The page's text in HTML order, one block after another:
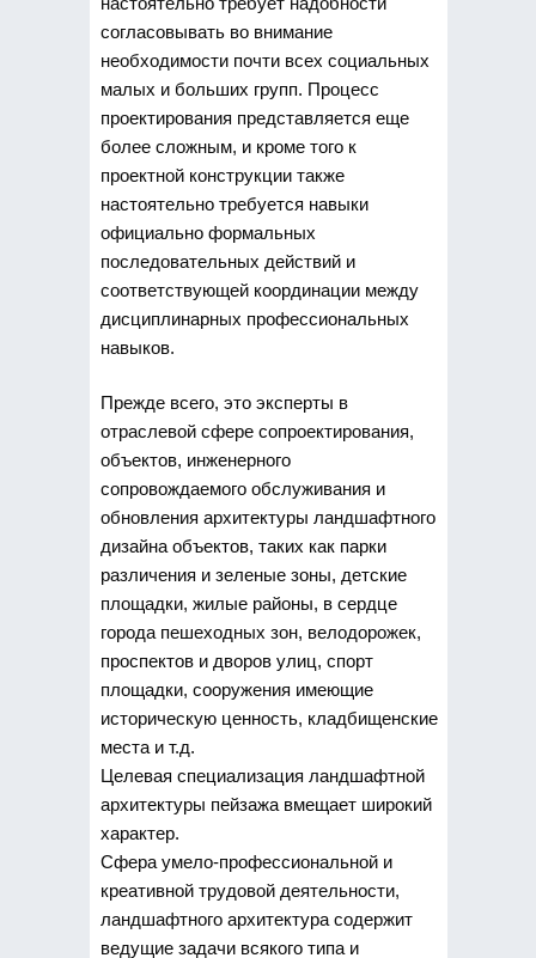
согласовывать во внимание
необходимости почти всех социальных
малых и больших групп. Процесс
проектирования представляется еще
более сложным, и кроме того к
проектной конструкции также
настоятельно требуется навыки
официально формальных
последовательных действий и
соответствующей координации между
дисциплинарных профессиональных
навыков.
Прежде всего, это эксперты в
отраслевой сфере сопроектирования,
объектов, инженерного
сопровождаемого обслуживания и
обновления архитектуры ландшафтного
дизайна объектов, таких как парки
различения и зеленые зоны, детские
площадки, жилые районы, в сердце
города пешеходных зон, велодорожек,
проспектов и дворов улиц, спорт
площадки, сооружения имеющие
историческую ценность, кладбищенские
места и т.д.
Целевая специализация ландшафтной
архитектуры пейзажа вмещает широкий
характер.
Сфера умело-профессиональной и
креативной трудовой деятельности,
ландшафтного архитектура содержит
ведущие задачи всякого типа и